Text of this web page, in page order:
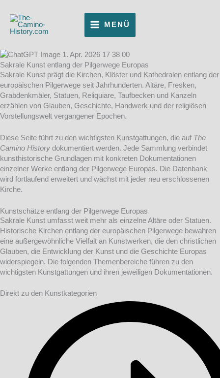
Inhalt
springen
MENÜ
Sakrale Kunst entlang der Pilgerwege Europas
Sakrale Kunst prägt die Kirchen, Klöster und Kathedralen entlang der
europäischen Pilgerwege seit Jahrhunderten. Altäre, Fresken,
Grabdenkmäler, Statuen, Reliquiare, Taufbecken und Kanzeln
erzählen von Glauben, Geschichte, Handwerk und der religiösen
Vorstellungswelt vergangener Epochen.
Diese Seite führt zu den wichtigsten Kunstgattungen, die auf The
Camino History dokumentiert werden. Jede Sammlung verbindet
kunsthistorische Grundlagen mit konkreten Dokumentationen
einzelner Werke entlang der Pilgerwege Europas. Die Datenbank
wird fortlaufend erweitert und wächst mit jeder neu erschlossenen
Kirche.
Kunstschätze entlang der Pilgerwege Europas
Sakrale Kunst umfasst weit mehr als einzelne Altäre oder Statuen.
Historische Kirchen entlang der europäischen Pilgerwege bewahren
eine außergewöhnliche Vielfalt an Kunstwerken, die den christlichen
Glauben, die Entwicklung der Kunst und die Geschichte Europas
widerspiegeln. Die folgenden Themenbereiche führen zu den
wichtigsten Kunstgattungen und ihren jeweiligen Dokumentationen.
Direkt zu den Kunstkategorien